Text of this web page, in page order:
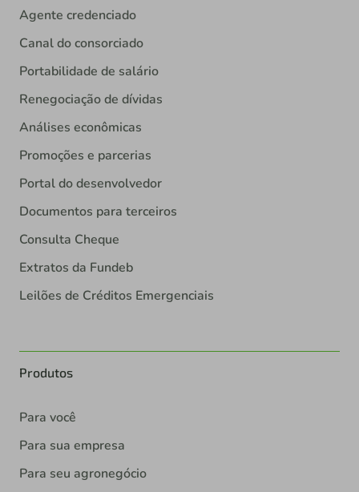
Agente credenciado
Canal do consorciado
Portabilidade de salário
Renegociação de dívidas
Análises econômicas
Promoções e parcerias
Portal do desenvolvedor
Documentos para terceiros
Consulta Cheque
Extratos da Fundeb
Leilões de Créditos Emergenciais
Produtos
Para você
Para sua empresa
Para seu agronegócio